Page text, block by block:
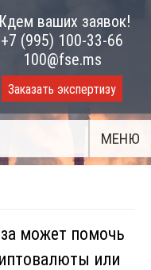
ваших заявок!
+7 (995) 100-33-66
100@fse.ms
Заказать экспертизу
МЕНЮ
может помочь
или